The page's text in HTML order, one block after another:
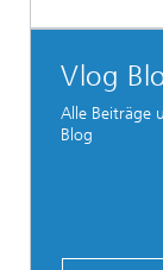
Vlog
Alle Beiträge
Blog